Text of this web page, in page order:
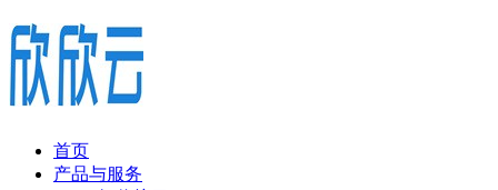
首页
产品与服务